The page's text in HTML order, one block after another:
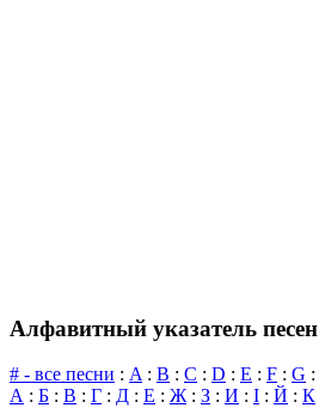
Алфавитный указатель песен
# - все песни : A: B : C : D : E : F : G :
А : Б : В : Г : Д : Е : Ж: З : И : І : Й : К